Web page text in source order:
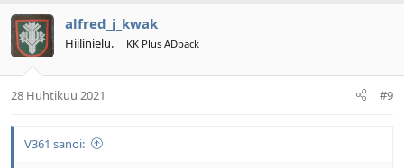
alfred_j_kwak
Hiilinielu. KK Plus ADpack
28 Huhtikuu 2021 #9
V361 sanoi: